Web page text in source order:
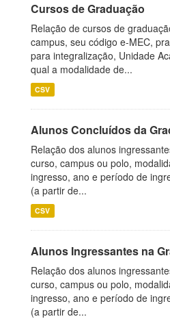
Cursos de Graduação
Relação de cursos de
campus, seu código e-MEC,
para integralização, Unidade
qual a modalidade de...
CSV
Alunos Concluídos da
Relação dos alunos
curso, campus ou polo,
ingresso, ano e período de
(a partir de...
CSV
Alunos Ingressantes na
Relação dos alunos
curso, campus ou polo,
ingresso, ano e período de
(a partir de...